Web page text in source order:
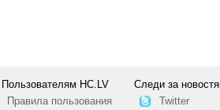
Пользователям HC.LV
Правила пользования
Следи за
Twitter